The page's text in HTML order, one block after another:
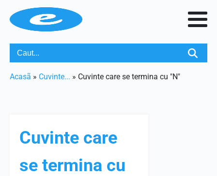
Acasã » Cuvinte... » Cuvinte care se termina cu "N"
Cuvinte care
se termina cu